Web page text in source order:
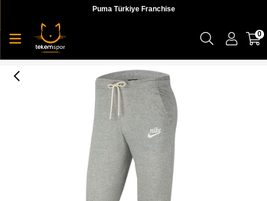
Puma Türkiye Franchise
0